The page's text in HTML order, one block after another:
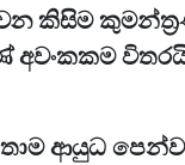
කිසිම
ආයුධ